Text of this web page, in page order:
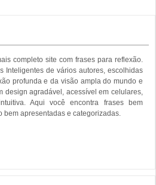
completo site com frases para reflexão.
Inteligentes de vários autores, escolhidas
profunda e da visão ampla do mundo e
design agradável, acessível em celulares,
Aqui você encontra frases bem
bem apresentadas e categorizadas.